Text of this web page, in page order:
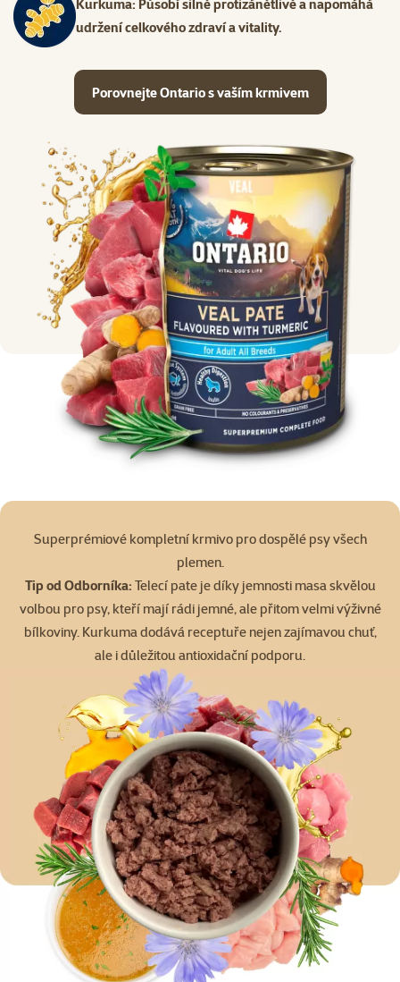
Kurkuma: Působí silně protizánětlivě a napomáhá
udržení celkového zdraví a vitality.
Porovnejte Ontario s vaším krmivem
Superprémiové kompletní krmivo pro dospělé psy všech
plemen.
Tip od Odborníka: Telecí pate je díky jemnosti masa skvělou
volbou pro psy, kteří mají rádi jemné, ale přitom velmi výživné
bílkoviny. Kurkuma dodává receptuře nejen zajímavou chuť,
ale i důležitou antioxidační podporu.